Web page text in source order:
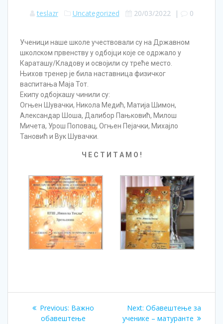
teslazr Uncategorized 20/03/2022| 0
Ученици наше школе учествовали су на Државном
школском првенству у одбојци које се одржало у
Караташу/Кладову и освојили су треће место.
Њихов тренер је била наставница физичког
васпитања Маја Тот.
Екипу одбојкашу чинили су:
Огњен Шувачки, Никола Медић, Матија Шимон,
Александар Шоша, Далибор Пањковић, Милош
Мичета, Урош Поповац, Огњен Пејачки, Михајло
Тановић и Вук Шувачки.
Ч Е С Т И Т А М О !
Previous: Важно
обавештење
Next: Обавештење за
ученике – матуранте